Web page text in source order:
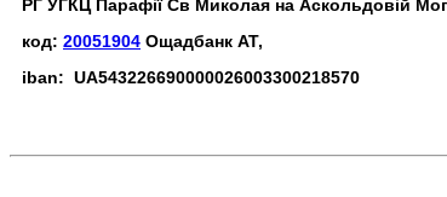
РГ УГКЦ Парафії Св Миколая на Аскольдовій
код: 20051904 Ощадбанк АТ,
iban: UA543226690000026003300218570